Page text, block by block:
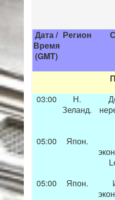
Дата /
Время
(GMT)
Регион
03:00
Н.
Зеланд.
05:00 Япон.
05:00 Япон.